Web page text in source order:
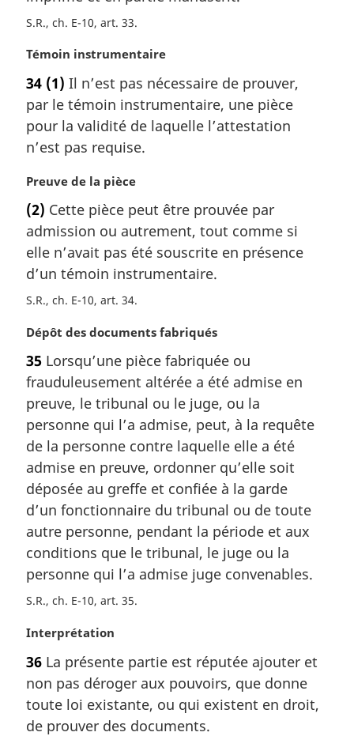
r
g
i
n
a
l
e
:
S.R., ch. E-10, art. 33
N
t
e
m
a
g
n
a
e
:
Témoin instrumentaire
34 (1) Il n’est pas nécessaire de prouver,
par le témoin instrumentaire, une pièce
pour la validité de laquelle l’attestation
n’est pas requise.
N
t
e
m
a
g
n
a
l
e
:
Preuve de la pièce
(2) Cette pièce peut être prouvée par
admission ou autrement, tout comme si
elle n’avait pas été souscrite en présence
d’un témoin instrumentaire.
S.R., ch. E-10, art. 34
N
t
e
m
a
r
g
i
n
a
e
:
Dépôt des documents fabriqués
35 Lorsqu’une pièce fabriquée ou
frauduleusement altérée a été admise en
preuve, le tribunal ou le juge, ou la
personne qui l’a admise, peut, à la requête
de la personne contre laquelle elle a été
admise en preuve, ordonner qu’elle soit
déposée au greffe et confiée à la garde
d’un fonctionnaire du tribunal ou de toute
autre personne, pendant la période et aux
conditions que le tribunal, le juge ou la
personne qui l’a admise juge convenables.
S.R., ch. E-10, art. 35
N
t
e
m
a
Interprétation
36 La présente partie est réputée ajouter et
non pas déroger aux pouvoirs, que donne
toute loi existante, ou qui existent en droit,
de prouver des documents.